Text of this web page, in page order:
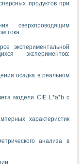
продуктов при
сверхпроводящим
тока
экспериментальной
экспериментов:
осадка в реальном
модели CIE L*a*b с
характеристик
анализа в